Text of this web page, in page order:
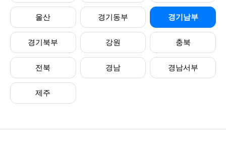
울산 경기동부 경기남부
경기북부 강원 충북
전북 경남 경남서부
제주